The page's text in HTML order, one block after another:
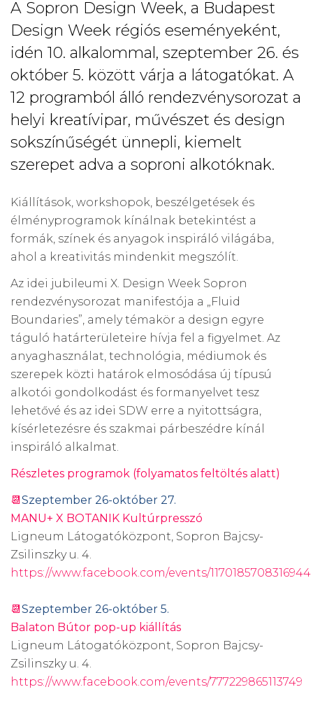
A Sopron Design Week, a Budapest
Design Week régiós eseményeként,
idén 10. alkalommal, szeptember 26. és
október 5. között várja a látogatókat. A
12 programból álló rendezvénysorozat a
helyi kreatívipar, művészet és design
sokszínűségét ünnepli, kiemelt
szerepet adva a soproni alkotóknak.
Kiállítások, workshopok, beszélgetések és
élményprogramok kínálnak betekintést a
formák, színek és anyagok inspiráló világába,
ahol a kreativitás mindenkit megszólít.
Az idei jubileumi X. Design Week Sopron
rendezvénysorozat manifestója a „Fluid
Boundaries”, amely témakör a design egyre
táguló határterületeire hívja fel a figyelmet. Az
anyaghasználat, technológia, médiumok és
szerepek közti határok elmosódása új típusú
alkotói gondolkodást és formanyelvet tesz
lehetővé és az idei SDW erre a nyitottságra,
kísérletezésre és szakmai párbeszédre kínál
inspiráló alkalmat.
Részletes programok (folyamatos feltöltés alatt)
📆Szeptember 26-október 27.
MANU+ X BOTANIK Kultúrpresszó
Ligneum Látogatóközpont, Sopron Bajcsy-
Zsilinszky u. 4.
https://www.facebook.com/events/1170185708316944
📆Szeptember 26-október 5.
Balaton Bútor pop-up kiállítás
Ligneum Látogatóközpont, Sopron Bajcsy-
Zsilinszky u. 4.
https://www.facebook.com/events/777229865113749